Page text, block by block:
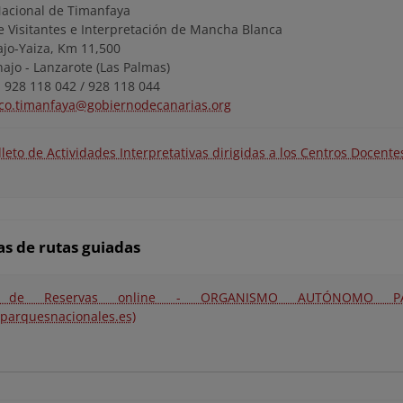
de Timanfaya
Visitantes e Interpretación de Mancha Blanca
Yaiza, Km 11,500
- Lanzarote (Las Palmas)
118 042 / 928 118 044
de Actividades Interpretativas dirigidas a los Centros
de rutas guiadas
Reservas online - ORGANISMO AUTÓNOMO